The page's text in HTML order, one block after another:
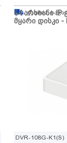
64 არხიანი IP
მყარი დისკი -
გზაშია,
DVR-108G-K1(S)